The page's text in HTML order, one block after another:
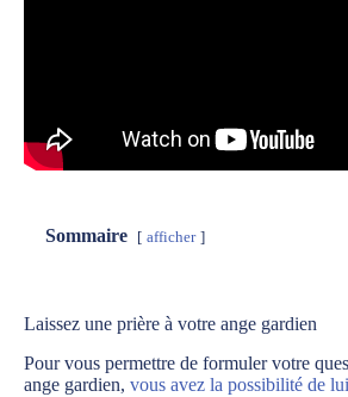
Sommaire afficher
Laissez une prière à votre ange gardien
Pour vous permettre de formuler votre
ange gardien, vous avez la possibilité de